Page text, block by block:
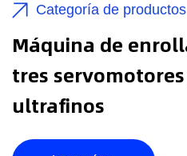
Categoría de productos
Máquina de
tres
ultrafinos